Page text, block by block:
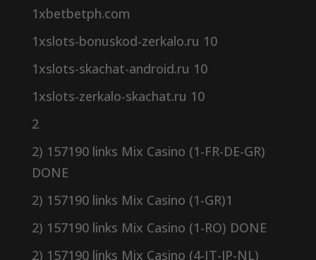
1xbetbetph.com
1xslots-bonuskod-zerkalo.ru 10
1xslots-skachat-android.ru 10
1xslots-zerkalo-skachat.ru 10
2
2) 157190 links Mix Casino (1-FR-DE-GR)
DONE
2) 157190 links Mix Casino (1-GR)1
2) 157190 links Mix Casino (1-RO) DONE
2) 157190 links Mix Casino (4-IT-JP-NL)